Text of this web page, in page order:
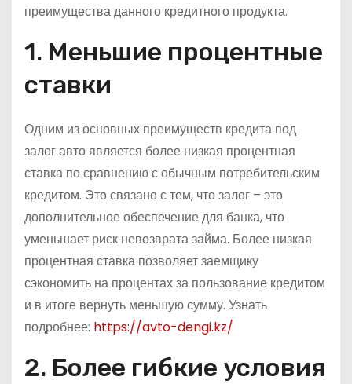
преимущества данного кредитного продукта.
1. Меньшие процентные
ставки
Одним из основных преимуществ кредита под
залог авто является более низкая процентная
ставка по сравнению с обычным потребительским
кредитом. Это связано с тем, что залог – это
дополнительное обеспечение для банка, что
уменьшает риск невозврата займа. Более низкая
процентная ставка позволяет заемщику
сэкономить на процентах за пользование кредитом
и в итоге вернуть меньшую сумму. Узнать
подробнее: https://avto-dengi.kz/
2. Более гибкие условия